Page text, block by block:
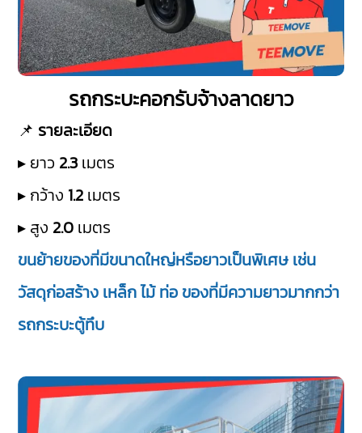
รถกระบะคอกรับจ้างลาดยาว
📌 รายละเอียด
▸ ยาว 2.3 เมตร
▸ กว้าง 1.2 เมตร
▸ สูง 2.0 เมตร
ขนย้ายของที่มีขนาดใหญ่หรือยาวเป็นพิเศษ เช่น
วัสดุก่อสร้าง เหล็ก ไม้ ท่อ ของที่มีความยาวมากกว่า
รถกระบะตู้ทึบ